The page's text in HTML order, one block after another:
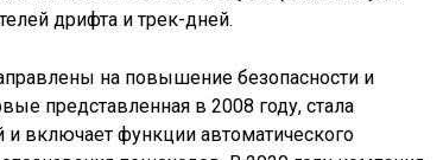
дрифта и трек-дней.
на повышение безопасности и
представленная в 2008 году, стала
включает функции автоматического